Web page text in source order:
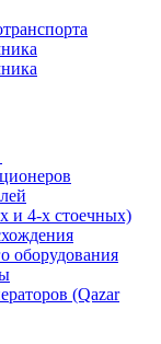
и 4-х стоечных)
оборудования
(Qazar